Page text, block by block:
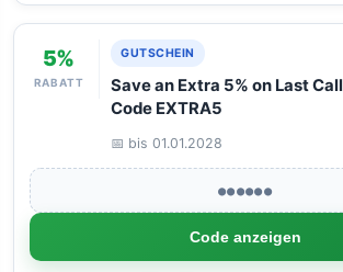
5%
RABATT
GUTSCHEIN
Save an Extra 5% on Last
Code EXTRA5
📅 bis 01.01.2028
●●●●●●
Code anzeigen